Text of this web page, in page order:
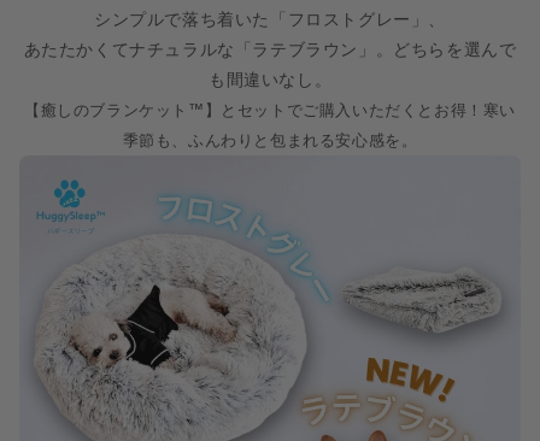
シンプルで落ち着いた「フロストグレー」、
あたたかくてナチュラルな「ラテブラウン」。どちらを選んで
も間違いなし。
【癒しのブランケット™】とセットでご購入いただくとお得！寒い
季節も、ふんわりと包まれる安心感を。